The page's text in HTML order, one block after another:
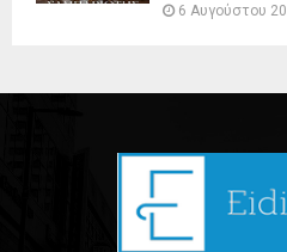
6 Αυγούστου